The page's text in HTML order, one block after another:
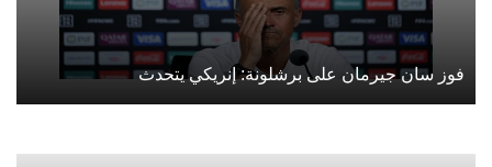
فوز سان جيرمان على برشلونة: إنريكي يتحدث